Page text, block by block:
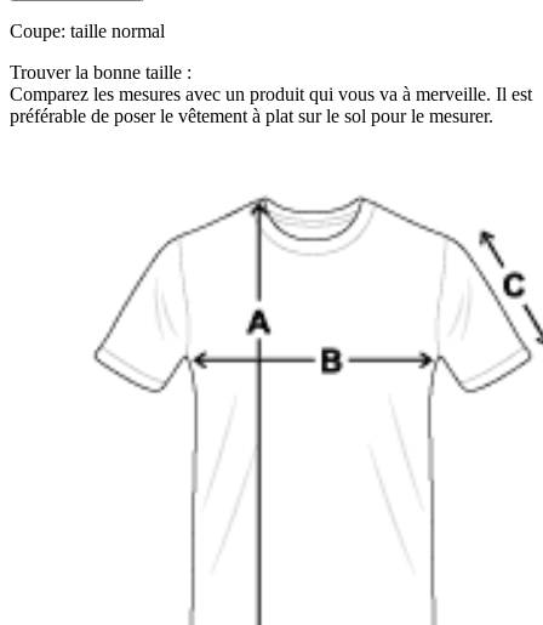
Coupe: taille normal
Trouver la bonne taille :
Comparez les mesures avec un produit qui vous va à merveille. Il est
préférable de poser le vêtement à plat sur le sol pour le mesurer.